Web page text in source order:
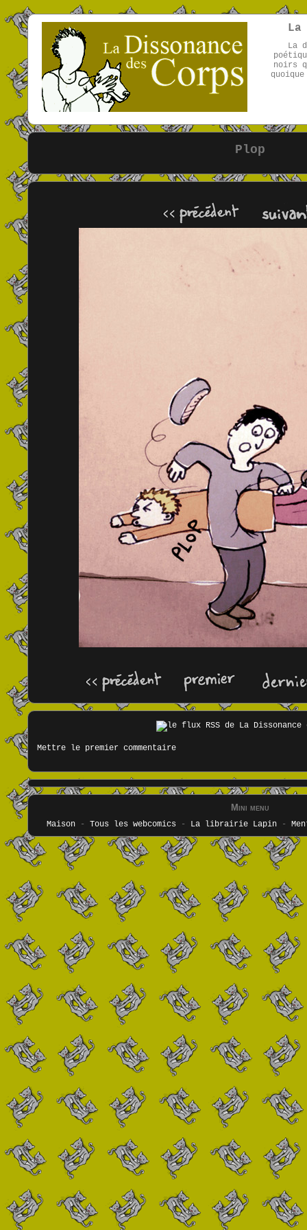
La
La
noirs
Plop
Mettre le premier commentaire
Mini menu
Maison- Tous les webcomics - La librairie Lapin-